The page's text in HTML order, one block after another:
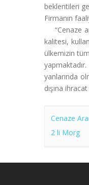
beklentileri
Firmanın
“Cenaze
kalitesi,
ülkemizin
yanlarında
dışına
Cenaze
2 li Morg